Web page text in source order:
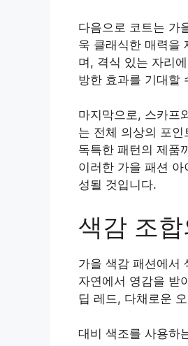
다음으로 코트는 가
욱 클래식한 매력을
며, 격식 있는 자리
방한 효과를 기대할
마지막으로, 스카프
는 전체 의상의 포
독특한 패턴의 제품
이러한 가을 패션
성될 것입니다.
색감 조합
가을 색감 패션에서
자연에서 영감을 받
딥 레드, 다채로운
대비 색조를 사용하